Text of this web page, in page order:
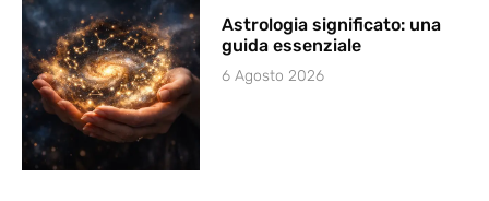
Astrologia significato: una
guida essenziale
6 Agosto 2026